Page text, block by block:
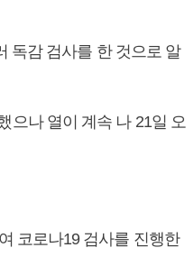
독감 검사를 한 것으로 알
으나 열이 계속 나 21일 오
코로나19 검사를 진행한